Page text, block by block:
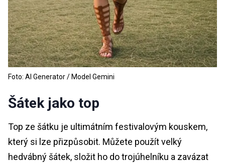
Foto: AI Generator / Model Gemini
Šátek jako top
Top ze šátku je ultimátním festivalovým kouskem,
který si lze přizpůsobit. Můžete použít velký
hedvábný šátek, složit ho do trojúhelníku a zavázat